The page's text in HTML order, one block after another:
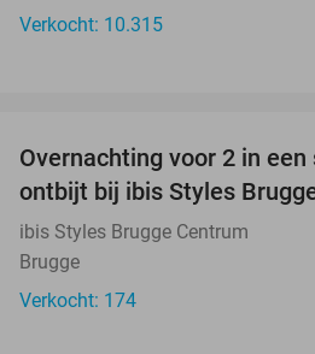
Verkocht: 10.315
Overnachting voor 2 in
ontbijt bij ibis Styles
ibis Styles Brugge Centrum
Brugge
Verkocht: 174